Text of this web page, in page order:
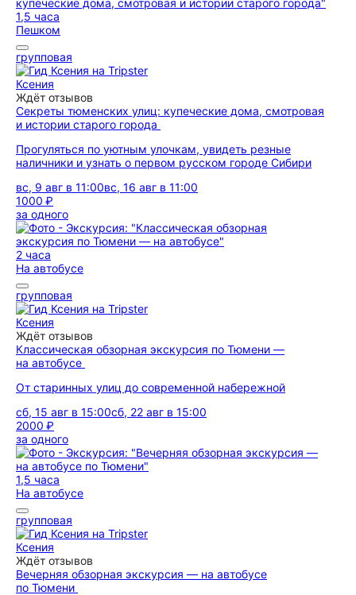
1,5 часа
Пешком
групповая
Ксения
Ждёт отзывов
Секреты тюменских улиц: купеческие дома, смотровая
и истории старого города
Прогуляться по уютным улочкам, увидеть резные
наличники и узнать о первом русском городе Сибири
вс, 9 авг в 11:00вс, 16 авг в 11:00
1000 ₽
за одного
2 часа
На автобусе
групповая
Ксения
Ждёт отзывов
Классическая обзорная экскурсия по Тюмени —
на автобусе
От старинных улиц до современной набережной
сб, 15 авг в 15:00сб, 22 авг в 15:00
2000 ₽
за одного
1,5 часа
На автобусе
групповая
Ксения
Ждёт отзывов
Вечерняя обзорная экскурсия — на автобусе
по Тюмени